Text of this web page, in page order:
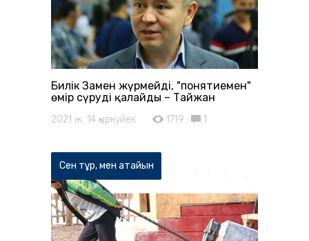
Билік Заңмен жүрмейді, "понятиемен"
өмір сүруді қалайды – Тайжан
2021 ж. 14 қыркүйек 1719 1
Сен тұр, мен атайын